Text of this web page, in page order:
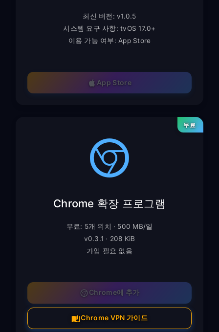
최신 버전: v1.0.5
시스템 요구 사항: tvOS 17.0+
이용 가능 여부: App Store
App Store
무료
Chrome 확장 프로그램
무료: 5개 위치 · 500 MB/일
v0.3.1 · 208 KiB
가입 필요 없음
Chrome에 추가
Chrome VPN 가이드